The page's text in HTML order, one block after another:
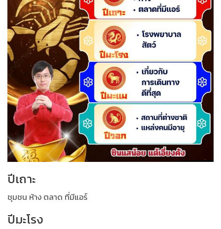
ปีเถาะ
ชุมชน ห้าง ตลาด ที่มีแอร์
ปีมะโรง